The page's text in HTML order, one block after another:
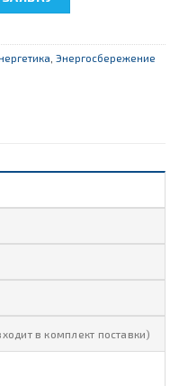
Энергосбережение
в комплект поставки)